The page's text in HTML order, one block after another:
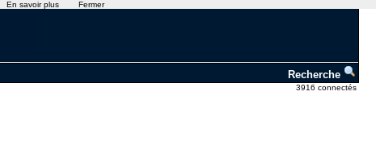
Recherche
3916 connectés
En savoir plus Fermer